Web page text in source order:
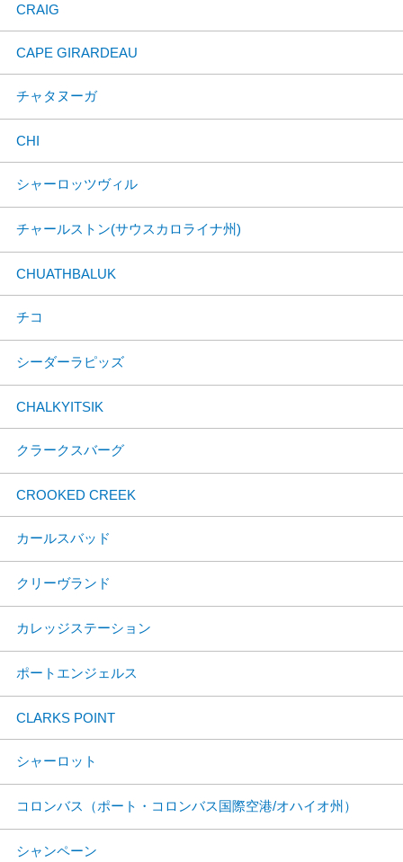
CRAIG
CAPE GIRARDEAU
チャタヌーガ
CHI
シャーロッツヴィル
チャールストン(サウスカロライナ州)
CHUATHBALUK
チコ
シーダーラピッズ
CHALKYITSIK
クラークスバーグ
CROOKED CREEK
カールスバッド
クリーヴランド
カレッジステーション
ポートエンジェルス
CLARKS POINT
シャーロット
コロンバス（ポート・コロンバス国際空港/オハイオ州）
シャンペーン